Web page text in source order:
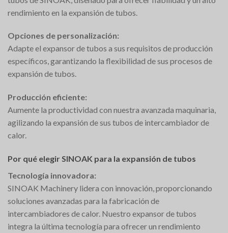
rendimiento en la expansión de tubos.
Opciones de personalización:
Adapte el expansor de tubos a sus requisitos de producción
específicos, garantizando la flexibilidad de sus procesos de
expansión de tubos.
Producción eficiente:
Aumente la productividad con nuestra avanzada maquinaria,
agilizando la expansión de sus tubos de intercambiador de
calor.
Por qué elegir SINOAK para la expansión de tubos
Tecnología innovadora:
SINOAK Machinery lidera con innovación, proporcionando
soluciones avanzadas para la fabricación de
intercambiadores de calor. Nuestro expansor de tubos
integra la última tecnología para ofrecer un rendimiento